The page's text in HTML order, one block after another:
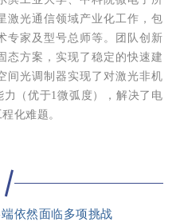
激光通信领域产业化工作，包
专家及型号总师等。团队创新
态方案，实现了稳定的快速建
间光调制器实现了对激光非机
（优于1微弧度），解决了电
化难题。
依然面临多项挑战